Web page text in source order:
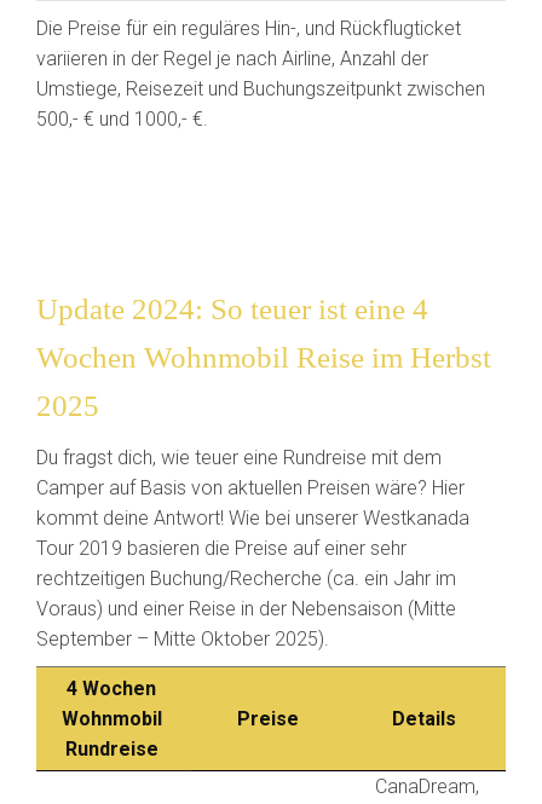
Die Preise für ein reguläres Hin-, und Rückflugticket
variieren in der Regel je nach Airline, Anzahl der
Umstiege, Reisezeit und Buchungszeitpunkt zwischen
500,- € und 1000,- €.
Update 2024: So teuer ist eine 4
Wochen Wohnmobil Reise im Herbst
2025
Du fragst dich, wie teuer eine Rundreise mit dem
Camper auf Basis von aktuellen Preisen wäre? Hier
kommt deine Antwort! Wie bei unserer Westkanada
Tour 2019 basieren die Preise auf einer sehr
rechtzeitigen Buchung/Recherche (ca. ein Jahr im
Voraus) und einer Reise in der Nebensaison (Mitte
September – Mitte Oktober 2025).
4 Wochen
Wohnmobil
Rundreise
Preise Details
CanaDream,